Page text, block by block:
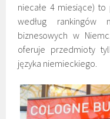
niecałe 4 miesiące)
według rankingów
biznesowych w
oferuje przedmioty
języka niemieckiego.